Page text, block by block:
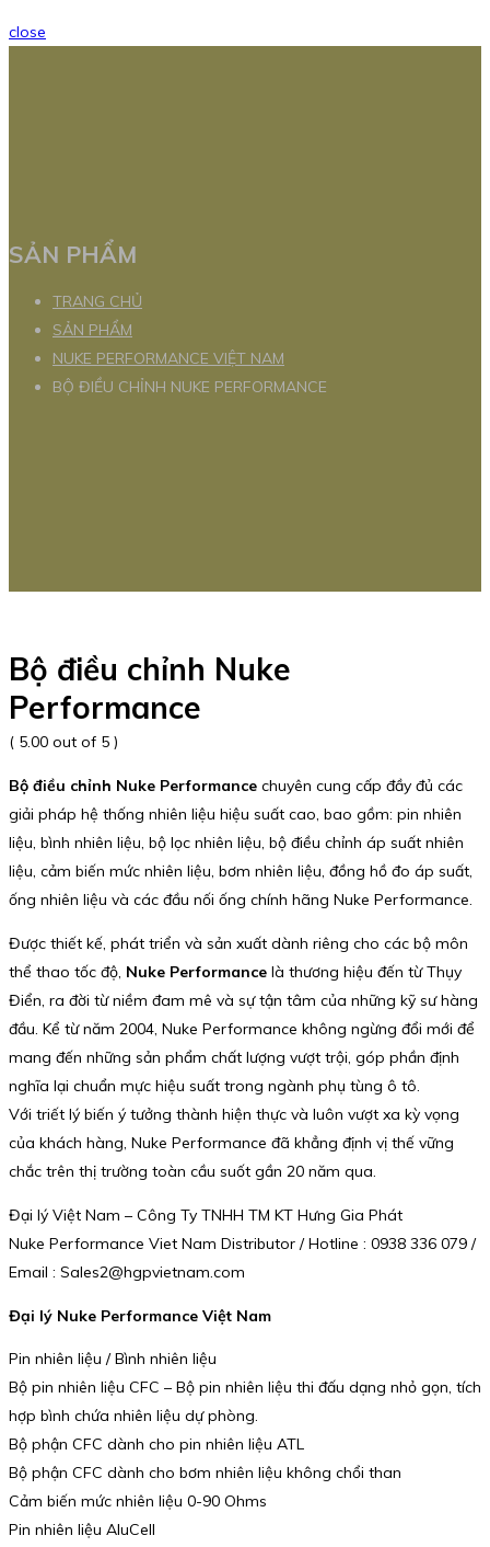
close
SẢN PHẨM
TRANG CHỦ
SẢN PHẨM
NUKE PERFORMANCE VIỆT NAM
BỘ ĐIỀU CHỈNH NUKE PERFORMANCE
Bộ điều chỉnh Nuke
Performance
( 5.00 out of 5 )
Bộ điều chỉnh Nuke Performance chuyên cung cấp đầy đủ các
giải pháp hệ thống nhiên liệu hiệu suất cao, bao gồm: pin nhiên
liệu, bình nhiên liệu, bộ lọc nhiên liệu, bộ điều chỉnh áp suất nhiên
liệu, cảm biến mức nhiên liệu, bơm nhiên liệu, đồng hồ đo áp suất,
ống nhiên liệu và các đầu nối ống chính hãng Nuke Performance.
Được thiết kế, phát triển và sản xuất dành riêng cho các bộ môn
thể thao tốc độ, Nuke Performance là thương hiệu đến từ Thụy
Điển, ra đời từ niềm đam mê và sự tận tâm của những kỹ sư hàng
đầu. Kể từ năm 2004, Nuke Performance không ngừng đổi mới để
mang đến những sản phẩm chất lượng vượt trội, góp phần định
nghĩa lại chuẩn mực hiệu suất trong ngành phụ tùng ô tô.
Với triết lý biến ý tưởng thành hiện thực và luôn vượt xa kỳ vọng
của khách hàng, Nuke Performance đã khẳng định vị thế vững
chắc trên thị trường toàn cầu suốt gần 20 năm qua.
Đại lý Việt Nam – Công Ty TNHH TM KT Hưng Gia Phát
Nuke Performance Viet Nam Distributor / Hotline : 0938 336 079 /
Email : Sales2@hgpvietnam.com
Đại lý Nuke Performance Việt Nam
Pin nhiên liệu / Bình nhiên liệu
Bộ pin nhiên liệu CFC – Bộ pin nhiên liệu thi đấu dạng nhỏ gọn, tích
hợp bình chứa nhiên liệu dự phòng.
Bộ phận CFC dành cho pin nhiên liệu ATL
Bộ phận CFC dành cho bơm nhiên liệu không chổi than
Cảm biến mức nhiên liệu 0-90 Ohms
Pin nhiên liệu AluCell